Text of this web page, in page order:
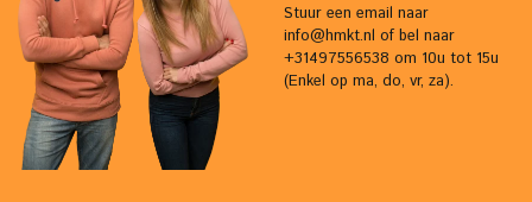
Stuur een email naar
info@hmkt.nl of bel naar
+31497556538 om 10u tot 15u
(Enkel op ma, do, vr, za).